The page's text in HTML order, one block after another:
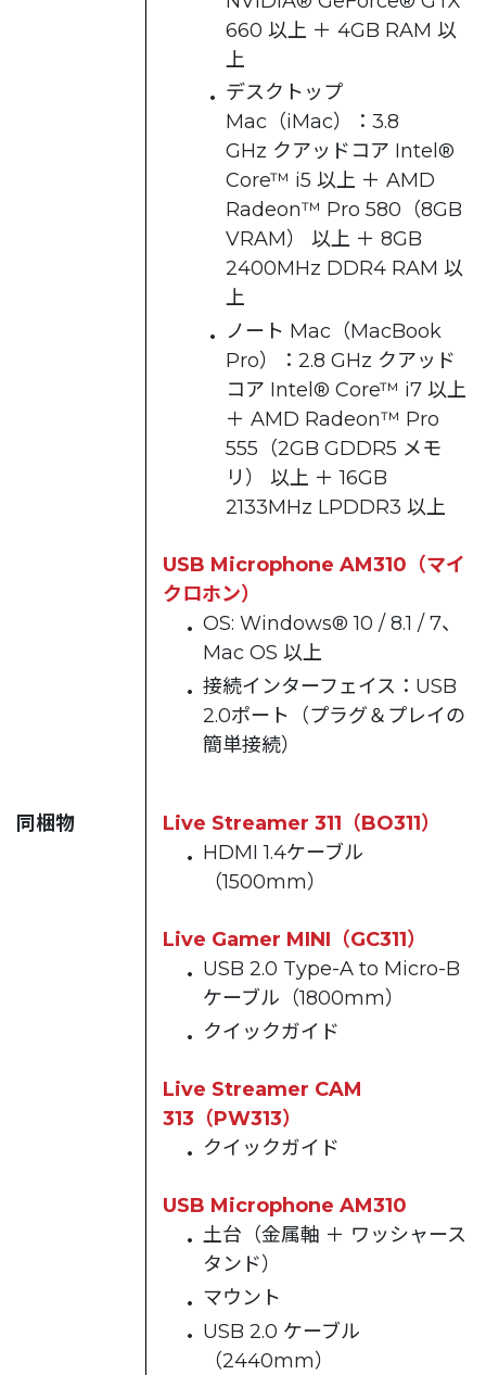
660 以上 ＋ 4GB RAM 以
上
デスクトップ
Mac（iMac）：3.8
GHz クアッドコア Intel®
Core™ i5 以上 ＋ AMD
Radeon™ Pro 580（8GB
VRAM） 以上 ＋ 8GB
2400MHz DDR4 RAM 以
上
ノート Mac（MacBook
Pro）：2.8 GHz クアッド
コア Intel® Core™ i7 以上
＋ AMD Radeon™ Pro
555（2GB GDDR5 メモ
リ） 以上 ＋ 16GB
2133MHz LPDDR3 以上
USB Microphone AM310（マイ
クロホン）
OS: Windows® 10 / 8.1 / 7、
Mac OS 以上
接続インターフェイス：USB
2.0ポート（プラグ＆プレイの
簡単接続）
同梱物
Live Streamer 311（BO311）
HDMI 1.4ケーブル
（1500mm）
Live Gamer MINI（GC311）
USB 2.0 Type-A to Micro-B
ケーブル（1800mm）
クイックガイド
Live Streamer CAM
313（PW313）
クイックガイド
USB Microphone AM310
土台（金属軸 ＋ ワッシャース
タンド）
マウント
USB 2.0 ケーブル
（2440mm）